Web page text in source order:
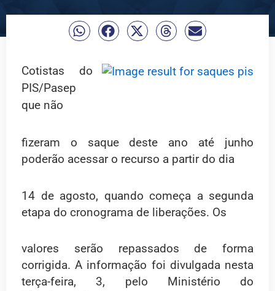
Cotistas do
PIS/Pasep
que não
fizeram o saque deste ano até junho
poderão acessar o recurso a partir do dia
14 de agosto, quando começa a segunda
etapa do cronograma de liberações. Os
valores serão repassados de forma
corrigida. A informação foi divulgada nesta
terça-feira, 3, pelo Ministério do